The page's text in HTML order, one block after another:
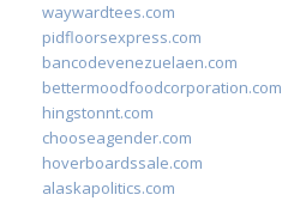
waywardtees.com
pidfloorsexpress.com
bancodevenezuelaen.com
bettermoodfoodcorporation.com
hingstonnt.com
chooseagender.com
hoverboardssale.com
alaskapolitics.com